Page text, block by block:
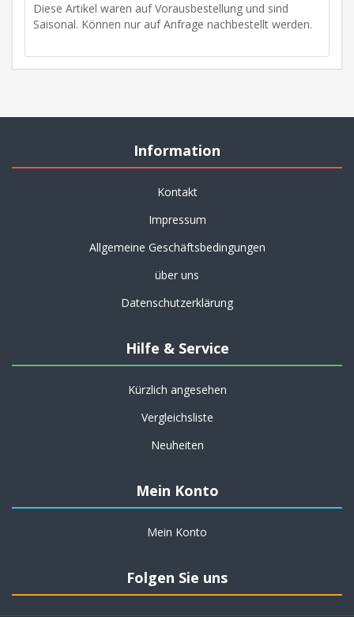
Diese Artikel waren auf Vorausbestellung und sind
Saisonal. Können nur auf Anfrage nachbestellt werden.
Information
Kontakt
Impressum
Allgemeine Geschäftsbedingungen
über uns
Datenschutzerklärung
Hilfe & Service
Kürzlich angesehen
Vergleichsliste
Neuheiten
Mein Konto
Mein Konto
Folgen Sie uns